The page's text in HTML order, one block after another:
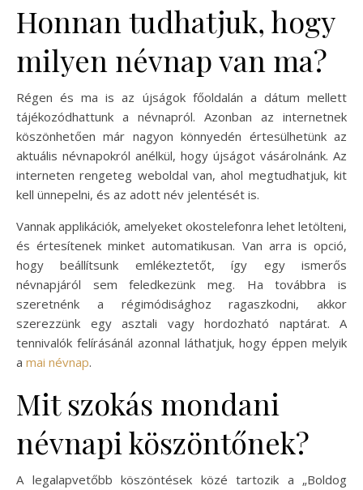
Honnan tudhatjuk, hogy
milyen névnap van ma?
Régen és ma is az újságok főoldalán a dátum mellett
tájékozódhattunk a névnapról. Azonban az internetnek
köszönhetően már nagyon könnyedén értesülhetünk az
aktuális névnapokról anélkül, hogy újságot vásárolnánk. Az
interneten rengeteg weboldal van, ahol megtudhatjuk, kit
kell ünnepelni, és az adott név jelentését is.
Vannak applikációk, amelyeket okostelefonra lehet letölteni,
és értesítenek minket automatikusan. Van arra is opció,
hogy beállítsunk emlékeztetőt, így egy ismerős
névnapjáról sem feledkezünk meg. Ha továbbra is
szeretnénk a régimódisághoz ragaszkodni, akkor
szerezzünk egy asztali vagy hordozható naptárat. A
tennivalók felírásánál azonnal láthatjuk, hogy éppen melyik
a mai névnap.
Mit szokás mondani
névnapi köszöntőnek?
A legalapvetőbb köszöntések közé tartozik a „Boldog